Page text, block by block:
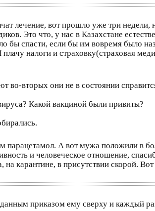
лечение, вот прошло уже три недели,
Это что, у нас в Казахстане
спасти, если бы им вовремя было
налоги и страховку(страховая
во-вторых они не в состоянии
Какой вакциной были привиты?
парацетамол. А вот мужа положили в
и человеческое отношение,
карантине, в присутствии скорой.
приказом ему сверху и каждый